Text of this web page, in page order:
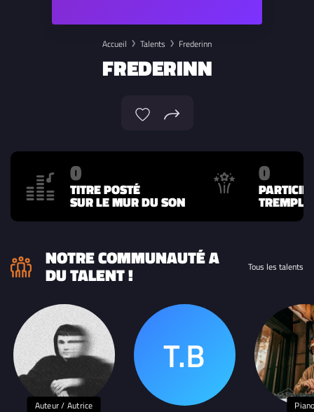
Accueil Talents Frederinn
FREDERINN
0
TITRE POSTÉ
SUR LE MUR DU SON
0
NOTRE COMMUNAUTÉ A
DU TALENT ! Tous les talents
Auteur / Autrice